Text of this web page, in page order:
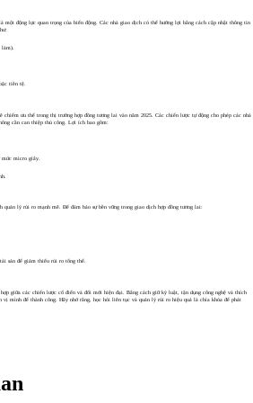
một động lực quan trọng của biến động. Các nhà giao dịch có thể hưởng lợi bằng cách cập nhật thông tin
làm).
tiền tệ.
ưu thế trong thị trường hợp đồng tương lai vào năm 2025. Các chiến lược tự động cho phép các nhà
cần can thiệp thủ công. Lợi ích bao gồm:
mức micro giây.
quản lý rủi ro mạnh mẽ. Để đảm bảo sự bền vững trong giao dịch hợp đồng tương lai:
sản để giảm thiểu rủi ro tổng thể.
hợp giữa các chiến lược cổ điển và đổi mới hiện đại. Bằng cách giữ kỷ luật, tận dụng công nghệ và thích
mình để thành công. Hãy nhớ rằng, học hỏi liên tục và quản lý rủi ro hiệu quả là chìa khóa để phát